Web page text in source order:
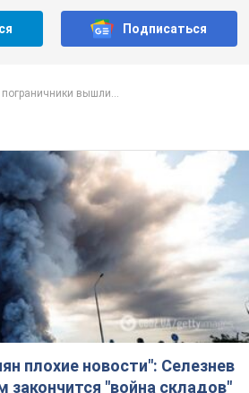
плохие новости": Селезнев
закончится "война складов"
в "остров" и погрузиться в
военный эксперт
к новому курсу
рассказали,